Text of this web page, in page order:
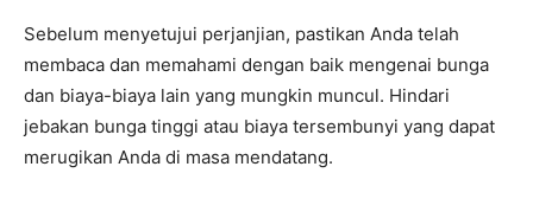
Sebelum menyetujui perjanjian, pastikan Anda telah
membaca dan memahami dengan baik mengenai bunga
dan biaya-biaya lain yang mungkin muncul. Hindari
jebakan bunga tinggi atau biaya tersembunyi yang dapat
merugikan Anda di masa mendatang.